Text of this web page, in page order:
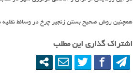
همچنین روش صحیح بستن زنجیر چرخ در وسائط
اشتراک گذاری این مطلب